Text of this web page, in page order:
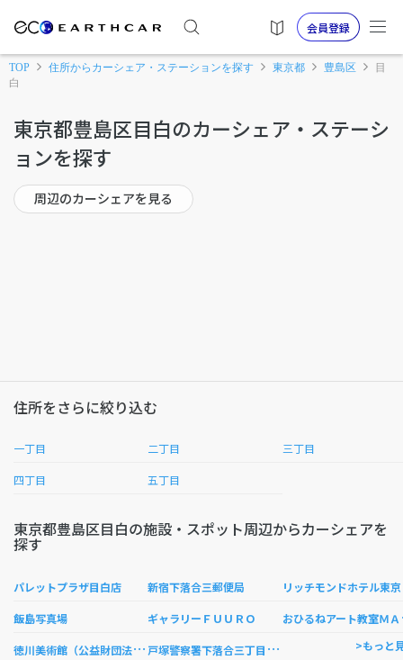
会員登録
TOP 住所からカーシェア・ステーションを探す 東京都 豊島区
目
白
東京都豊島区目白のカーシェア・ステーシ
ョンを探す
周辺のカーシェアを見る
住所をさらに絞り込む
一丁目 二丁目 三丁目
四丁目 五丁目
東京都豊島区目白の施設・スポット周辺からカーシェアを
探す
パレットプラザ目白店 新宿下落合三郵便局
飯島写真場 ギャラリーＦＵＵＲＯ
ひ
徳
川美術館（公益財団法人） 東京事務所 戸
塚警察署下落合三丁目駐在所 >もっと